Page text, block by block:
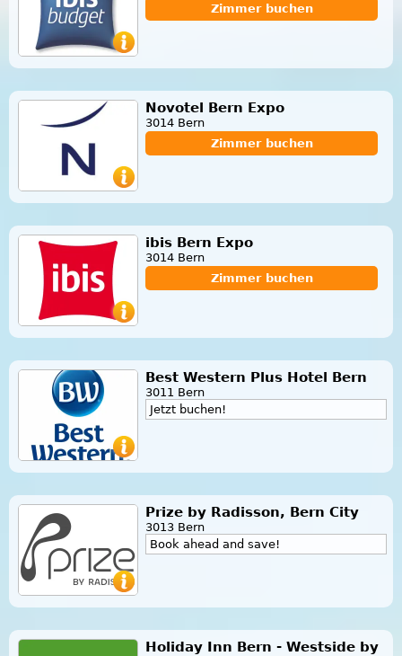
Zimmer buchen
Novotel Bern Expo
3014 Bern
Zimmer buchen
ibis Bern Expo
3014 Bern
Zimmer buchen
Best Western Plus Hotel Bern
3011 Bern
Jetzt buchen!
Prize by Radisson, Bern City
3013 Bern
Book ahead and save!
Holiday Inn Bern - Westside by